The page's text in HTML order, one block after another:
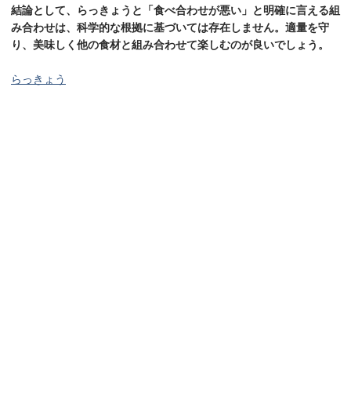
結論として、らっきょうと「食べ合わせが悪い」と明確に言える組
み合わせは、科学的な根拠に基づいては存在しません。適量を守
り、美味しく他の食材と組み合わせて楽しむのが良いでしょう。
らっきょう